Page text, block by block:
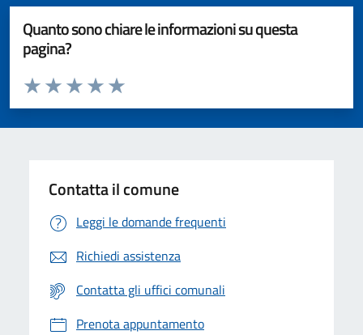
Quanto sono chiare le informazioni su questa
pagina?
Valuta da 1 a 5 stelle la pagina
Valuta 5 stelle su 5
Valuta 4 stelle su 5
Valuta 3 stelle su 5
Valuta 2 stelle su 5
Valuta 1 stelle su 5
Contatta il comune
Leggi le domande frequenti
Richiedi assistenza
Contatta gli uffici comunali
Prenota appuntamento